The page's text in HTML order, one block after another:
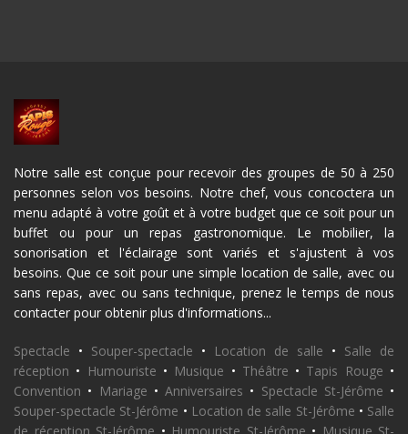
Notre salle est conçue pour recevoir des groupes de 50 à 250
personnes selon vos besoins. Notre chef, vous concoctera un
menu adapté à votre goût et à votre budget que ce soit pour un
buffet ou pour un repas gastronomique. Le mobilier, la
sonorisation et l'éclairage sont variés et s'ajustent à vos
besoins. Que ce soit pour une simple location de salle, avec ou
sans repas, avec ou sans technique, prenez le temps de nous
contacter pour obtenir plus d'informations...
Spectacle • Souper-spectacle • Location de salle • Salle de
réception • Humouriste • Musique • Théâtre • Tapis Rouge •
Convention • Mariage • Anniversaires • Spectacle St-Jérôme •
Souper-spectacle St-Jérôme • Location de salle St-Jérôme • Salle
de réception St-Jérôme • Humouriste St-Jérôme • Musique St-